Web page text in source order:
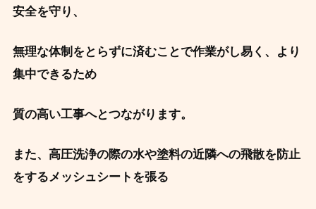
安全を守り、
無理な体制をとらずに済むことで作業がし易く、より
集中できるため
質の高い工事へとつながります。
また、高圧洗浄の際の水や塗料の近隣への飛散を防止
をするメッシュシートを張る